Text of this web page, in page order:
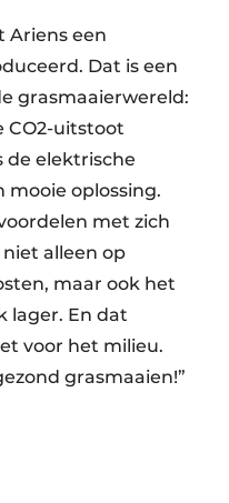
Ariens een
Dat is een
grasmaaierwereld:
CO2-uitstoot
de elektrische
mooie oplossing.
met zich
alleen op
maar ook het
lager. En dat
voor het milieu.
grasmaaien!”